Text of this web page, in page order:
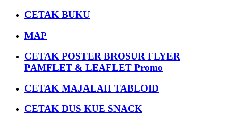
CETAK BUKU
MAP
CETAK POSTER BROSUR FLYER
PAMFLET & LEAFLET Promo
CETAK MAJALAH TABLOID
CETAK DUS KUE SNACK